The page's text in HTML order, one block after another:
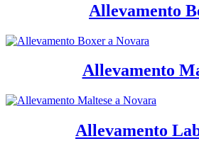
Allevamento
Allevamento
Allevamento